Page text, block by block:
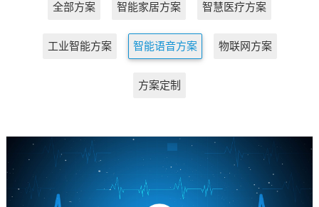
全部方案 智能家居方案 智慧医疗方案
工业智能方案 智能语音方案 物联网方案
方案定制